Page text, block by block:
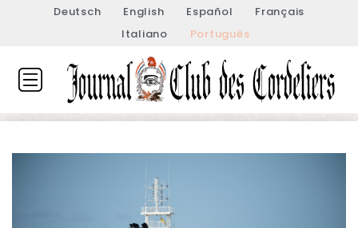
Deutsch English Español
Français
Italiano
Português